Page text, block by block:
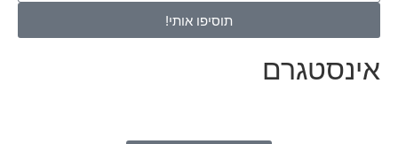
תוסיפו אותי!
אינסטגרם